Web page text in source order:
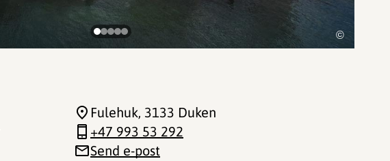
©
Fulehuk, 3133 Duken
+47 993 53 292
Send e-post